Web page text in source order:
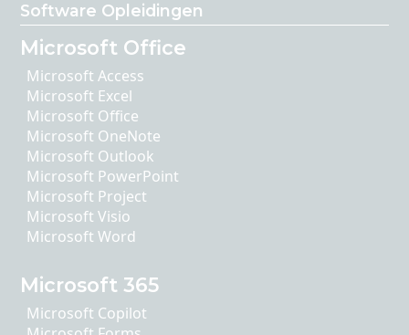
Software Opleidingen
Microsoft Office
Microsoft Access
Microsoft Excel
Microsoft Office
Microsoft OneNote
Microsoft Outlook
Microsoft PowerPoint
Microsoft Project
Microsoft Visio
Microsoft Word
Microsoft 365
Microsoft Copilot